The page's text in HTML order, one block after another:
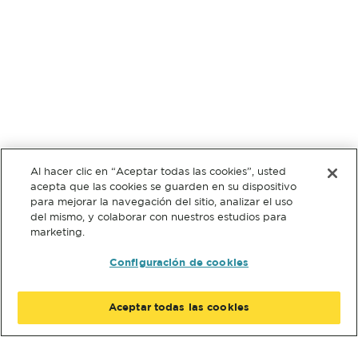
Al hacer clic en “Aceptar todas las cookies”, usted
acepta que las cookies se guarden en su dispositivo
para mejorar la navegación del sitio, analizar el uso
del mismo, y colaborar con nuestros estudios para
marketing.
Configuración de cookies
Aceptar todas las cookies